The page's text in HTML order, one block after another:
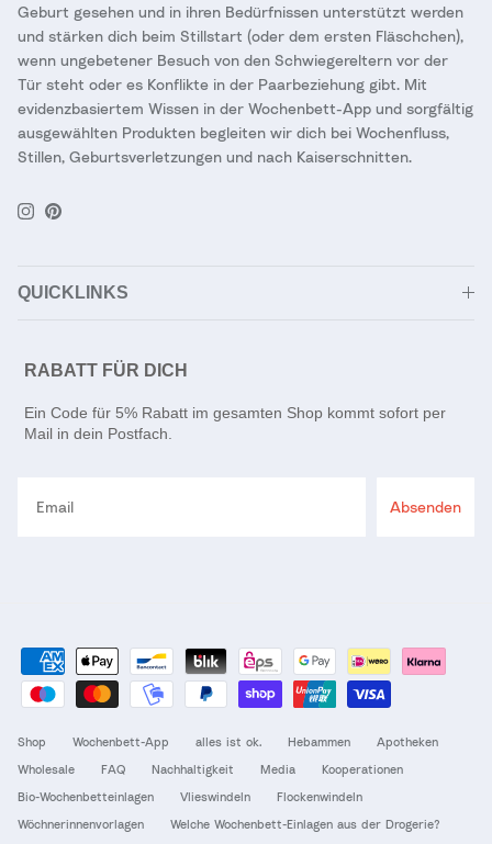
Geburt gesehen und in ihren Bedürfnissen unterstützt werden
und stärken dich beim Stillstart (oder dem ersten Fläschchen),
wenn ungebetener Besuch von den Schwiegereltern vor der
Tür steht oder es Konflikte in der Paarbeziehung gibt. Mit
evidenzbasiertem Wissen in der Wochenbett-App und sorgfältig
ausgewählten Produkten begleiten wir dich bei Wochenfluss,
Stillen, Geburtsverletzungen und nach Kaiserschnitten.
Instagram
Pinterest
QUICKLINKS
RABATT FÜR DICH
Ein Code für 5% Rabatt im gesamten Shop kommt sofort per
Mail in dein Postfach.
Absenden
Shop Wochenbett-App alles ist ok. Hebammen
Apotheken
Wholesale
FAQ Nachhaltigkeit Media
Kooperationen
Bio-Wochenbetteinlagen
Vlieswindeln
Flockenwindeln
Wöchnerinnenvorlagen
Welche Wochenbett-Einlagen aus der Drogerie?